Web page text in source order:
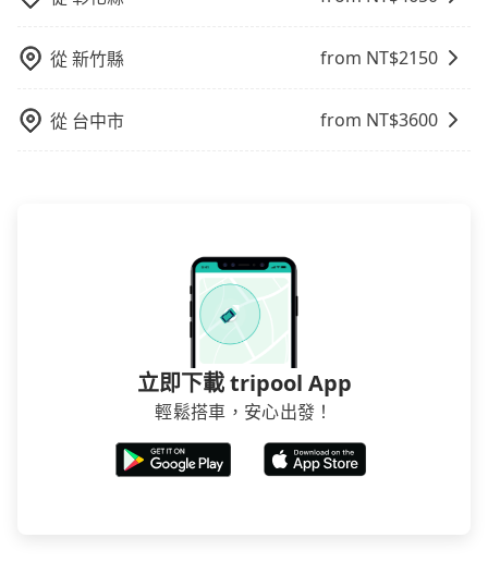
建議出發前一天中午以前完成預約，越早下訂價格越低
價，如臨時需要，前一天傍晚五點前仍會收單，最遲如
當天下午過後乘車，四小時前仍能預約。
從新竹縣 from NT$2150
從 台中市 from NT$3600
立即下載 tripool App
輕鬆搭車，安心出發！